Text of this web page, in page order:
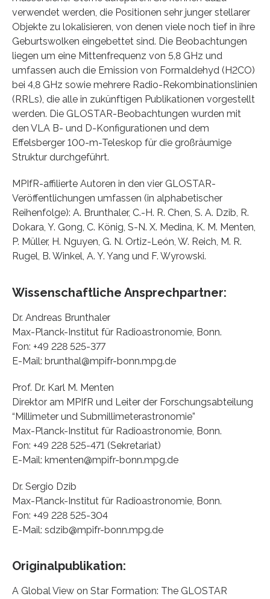
verwendet werden, die Positionen sehr junger stellarer
Objekte zu lokalisieren, von denen viele noch tief in ihre
Geburtswolken eingebettet sind. Die Beobachtungen
liegen um eine Mittenfrequenz von 5,8 GHz und
umfassen auch die Emission von Formaldehyd (H2CO)
bei 4,8 GHz sowie mehrere Radio-Rekombinationslinien
(RRLs), die alle in zukünftigen Publikationen vorgestellt
werden. Die GLOSTAR-Beobachtungen wurden mit
den VLA B- und D-Konfigurationen und dem
Effelsberger 100-m-Teleskop für die großräumige
Struktur durchgeführt.
MPIfR-affilierte Autoren in den vier GLOSTAR-
Veröffentlichungen umfassen (in alphabetischer
Reihenfolge): A. Brunthaler, C.-H. R. Chen, S. A. Dzib, R.
Dokara, Y. Gong, C. König, S-N. X. Medina, K. M. Menten,
P. Müller, H. Nguyen, G. N. Ortiz-León, W. Reich, M. R.
Rugel, B. Winkel, A. Y. Yang und F. Wyrowski.
Wissenschaftliche Ansprechpartner:
Dr. Andreas Brunthaler
Max-Planck-Institut für Radioastronomie, Bonn.
Fon: +49 228 525-377
E-Mail: brunthal@mpifr-bonn.mpg.de
Prof. Dr. Karl M. Menten
Direktor am MPIfR und Leiter der Forschungsabteilung
“Millimeter und Submillimeterastronomie”
Max-Planck-Institut für Radioastronomie, Bonn.
Fon: +49 228 525-471 (Sekretariat)
E-Mail: kmenten@mpifr-bonn.mpg.de
Dr. Sergio Dzib
Max-Planck-Institut für Radioastronomie, Bonn.
Fon: +49 228 525-304
E-Mail: sdzib@mpifr-bonn.mpg.de
Originalpublikation:
A Global View on Star Formation: The GLOSTAR